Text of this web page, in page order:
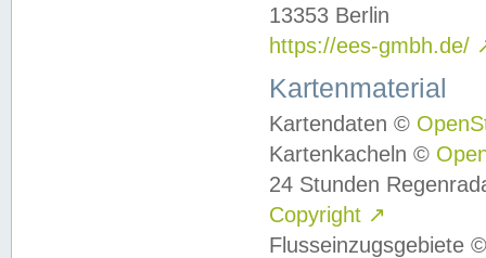
13353 Berlin
https://ees-gmbh.de/
Kartenmaterial
Kartendaten ©
Kartenkacheln ©
24 Stunden
Copyright ↗
Flusseinzugsgebiete